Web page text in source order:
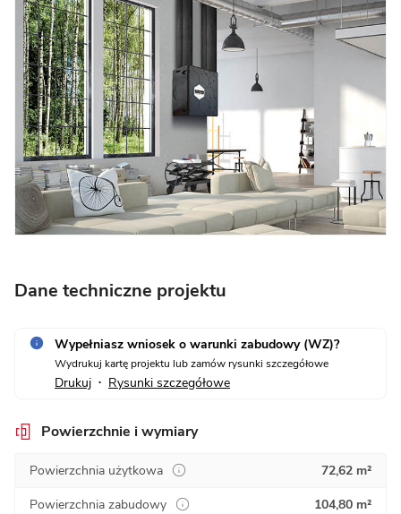
Dane techniczne projektu
Wypełniasz wniosek o warunki zabudowy (WZ)?
Wydrukuj kartę projektu lub zamów rysunki szczegółowe
Drukuj • Rysunki szczegółowe
Powierzchnie i wymiary
Powierzchnia użytkowa
72,62 m²
Powierzchnia zabudowy
104,80 m²